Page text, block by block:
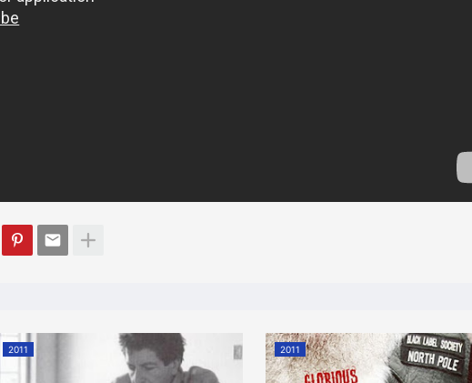
2011 2011